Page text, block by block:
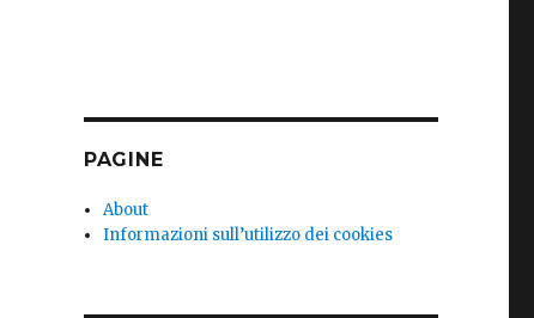
PAGINE
About
Informazioni sull’utilizzo dei cookies